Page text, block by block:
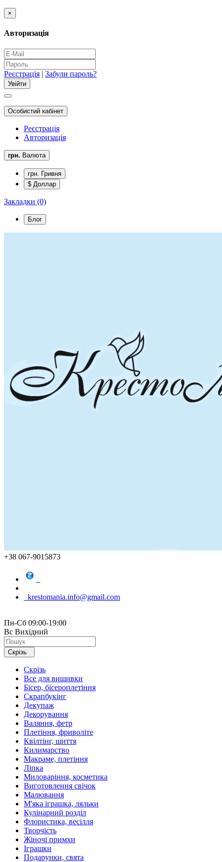
×
Авторизація
Реєстрація | Забули пароль?
Особистий кабінет
Реєстрація
Авторизація
грн. Валюта
грн. Гривня
$ Доллар
Закладки (0)
Блог
+38 067-9015873
krestomania.info@gmail.com
Пн-Сб 09:00-19:00
Вс Вихідний
Скрізь
Скрізь
Все для вишивки
Бісер, бісероплетіння
Скрапбукінг
Декупаж
Декорування
Валяння, фетр
Плетіння, фриволіте
Квілтінг, шиття
Килимарство
Макраме, плетіння
Ліпка
Миловаріння, косметика
Виготовлення свічок
Малювання
М'яка іграшка, ляльки
Кулінарний розділ
Флористика, весілля
Творчість
Жіночі примхи
Іграшки
Подарунки, свята